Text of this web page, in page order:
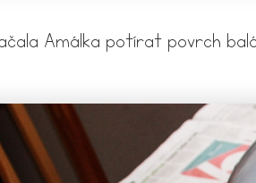
Amálka potírat povrch